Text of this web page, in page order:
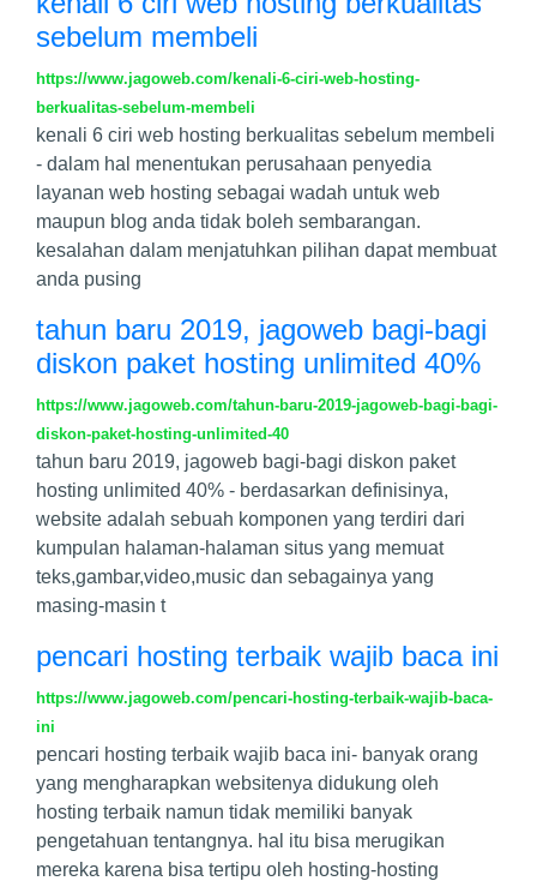
sebelum membeli
https://www.jagoweb.com/kenali-6-ciri-web-hosting-
berkualitas-sebelum-membeli
kenali 6 ciri web hosting berkualitas sebelum membeli
- dalam hal menentukan perusahaan penyedia
layanan web hosting sebagai wadah untuk web
maupun blog anda tidak boleh sembarangan.
kesalahan dalam menjatuhkan pilihan dapat membuat
anda pusing
tahun baru 2019, jagoweb bagi-bagi
diskon paket hosting unlimited 40%
https://www.jagoweb.com/tahun-baru-2019-jagoweb-bagi-bagi-
diskon-paket-hosting-unlimited-40
tahun baru 2019, jagoweb bagi-bagi diskon paket
hosting unlimited 40% - berdasarkan definisinya,
website adalah sebuah komponen yang terdiri dari
kumpulan halaman-halaman situs yang memuat
teks,gambar,video,music dan sebagainya yang
masing-masin t
pencari hosting terbaik wajib baca ini
https://www.jagoweb.com/pencari-hosting-terbaik-wajib-baca-
ini
pencari hosting terbaik wajib baca ini- banyak orang
yang mengharapkan websitenya didukung oleh
hosting terbaik namun tidak memiliki banyak
pengetahuan tentangnya. hal itu bisa merugikan
mereka karena bisa tertipu oleh hosting-hosting